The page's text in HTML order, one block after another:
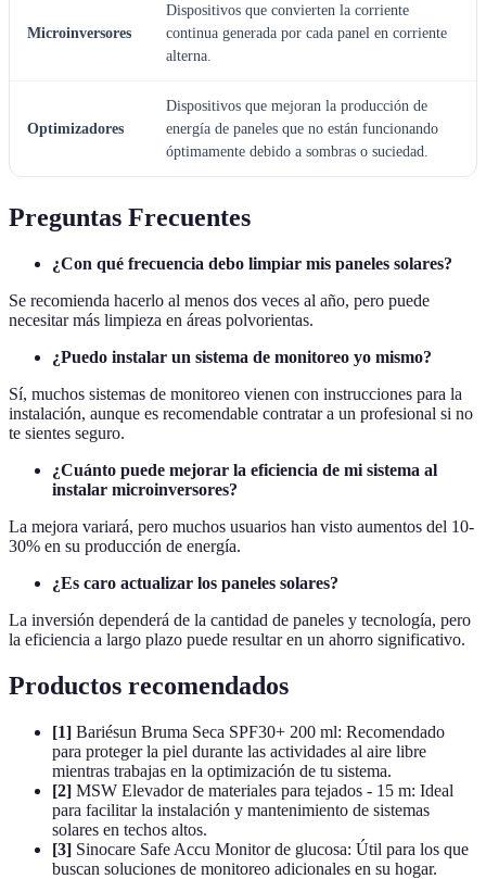
Microinversores
Dispositivos que convierten la corriente
continua generada por cada panel en corriente
alterna.
Optimizadores
Dispositivos que mejoran la producción de
energía de paneles que no están funcionando
óptimamente debido a sombras o suciedad.
Preguntas Frecuentes
¿Con qué frecuencia debo limpiar mis paneles solares?
Se recomienda hacerlo al menos dos veces al año, pero puede
necesitar más limpieza en áreas polvorientas.
¿Puedo instalar un sistema de monitoreo yo mismo?
Sí, muchos sistemas de monitoreo vienen con instrucciones para la
instalación, aunque es recomendable contratar a un profesional si no
te sientes seguro.
¿Cuánto puede mejorar la eficiencia de mi sistema al
instalar microinversores?
La mejora variará, pero muchos usuarios han visto aumentos del 10-
30% en su producción de energía.
¿Es caro actualizar los paneles solares?
La inversión dependerá de la cantidad de paneles y tecnología, pero
la eficiencia a largo plazo puede resultar en un ahorro significativo.
Productos recomendados
[1] Bariésun Bruma Seca SPF30+ 200 ml: Recomendado
para proteger la piel durante las actividades al aire libre
mientras trabajas en la optimización de tu sistema.
[2] MSW Elevador de materiales para tejados - 15 m: Ideal
para facilitar la instalación y mantenimiento de sistemas
solares en techos altos.
[3] Sinocare Safe Accu Monitor de glucosa: Útil para los que
buscan soluciones de monitoreo adicionales en su hogar.